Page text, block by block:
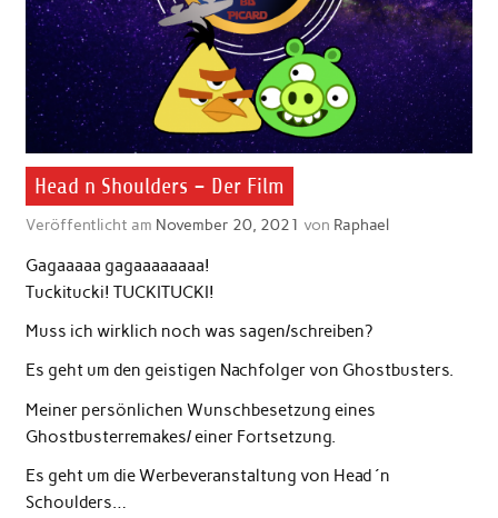
Head n Shoulders – Der Film
Veröffentlicht am November 20, 2021 von Raphael
Gagaaaaa gagaaaaaaaa!
Tuckitucki! TUCKITUCKI!
Muss ich wirklich noch was sagen/schreiben?
Es geht um den geistigen Nachfolger von Ghostbusters.
Meiner persönlichen Wunschbesetzung eines
Ghostbusterremakes/ einer Fortsetzung.
Es geht um die Werbeveranstaltung von Head ´n
Schoulders…